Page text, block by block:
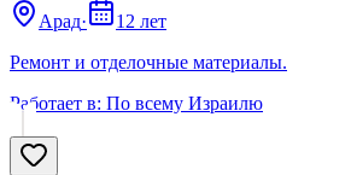
Арад·
12 лет
Ремонт и отделочные материалы.
Работает в: По всему Израилю